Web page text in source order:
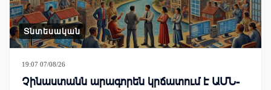
Տնտեսական
19:07 07/08/26
Չինաստանն արագորեն կրճատում է ԱՄՆ-